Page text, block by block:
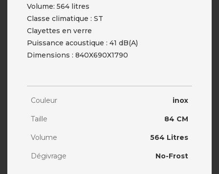
Volume: 564 litres
Classe climatique : ST
Clayettes en verre
Puissance acoustique : 41 dB(A)
Dimensions : 840X690X1790
Couleur inox
Taille 84 CM
Volume 564 Litres
Dégivrage No-Frost